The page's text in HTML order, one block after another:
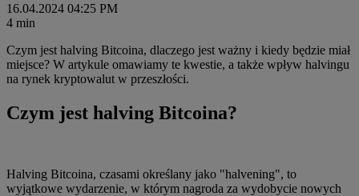
16.04.2024 04:25 PM
4 min
Czym jest halving Bitcoina, dlaczego jest ważny i kiedy będzie miał
miejsce? W artykule omawiamy te kwestie, a także wpływ halvingu
na rynek kryptowalut w przeszłości.
Czym jest halving Bitcoina?
Halving Bitcoina, czasami określany jako "halvening", to
wyjątkowe wydarzenie, w którym nagroda za wydobycie nowych